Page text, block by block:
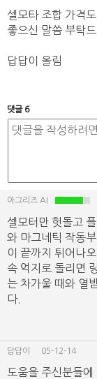
셀모타 조합 가격
좋으신 말씀 부탁
답답이 올림
댓글 6
아그리즈 AI
셀모터만 헛돌고
와 마그네틱 작동
이 끝까지 튀어나
속 억지로 돌리면
는 차가울 때와 열
다.
답답이 05-12-14
도움을 주신분들에